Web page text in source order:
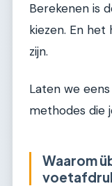
Berekenen is
kiezen. En
zijn.
Laten we
methodes die
Waarom